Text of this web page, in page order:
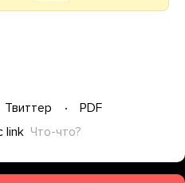
Твиттер
PDF
link Что-что?